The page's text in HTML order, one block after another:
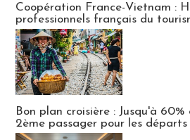
Coopération France-Vietnam :
professionnels français du
Bon plan croisière : Jusqu'à
2ème passager pour les